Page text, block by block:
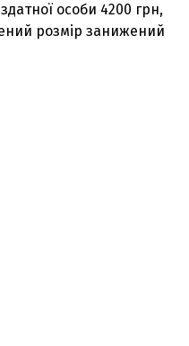
особи 4200 грн,
розмір занижений